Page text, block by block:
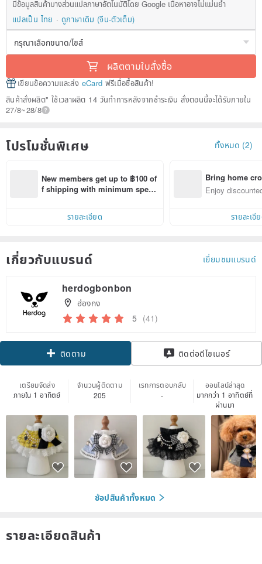
มีข้อมูลสินค้าบางส่วนแปลภาษาอัตโนมัติโดย Google เนื้อหาอาจไม่แม่นยำ
แปลเป็น ไทย
ดูภาษาเดิม (จีน-ตัวเต็ม)
ผลิตตามใบสั่งซื้อ
เขียนข้อความและส่ง eCard ฟรีเมื่อซื้อสินค้า!
สินค้าสั่งผลิต" ใช้เวลาผลิต 14 วันทำการหลังจากชำระเงิน สั่งตอนนี้จะได้รับภายใน
27/8~28/8
โปรโมชั่นพิเศษ ทั้งหมด (2)
New members get up to ฿100 of
f shipping with minimum spen
รายละเอียด
Bring home
n with ease
Enjoy
รายละเอี
เกี่ยวกับแบรนด์ เยี่ยมชมแบรนด์
herdogbonbon
ฮ่องกง
5 (41)
ติดตาม ติดต่อดีไซเนอร์
เตรียมจัดส่ง
ภายใน 1 อาทิตย์
จำนวนผู้ติดตาม
205
เรทการตอบกลับ
-
ออนไลน์ล่าสุด
มากกว่า 1 อาทิตย์ที่
ผ่านมา
ช้อปสินค้าทั้งหมด
รายละเอียดสินค้า